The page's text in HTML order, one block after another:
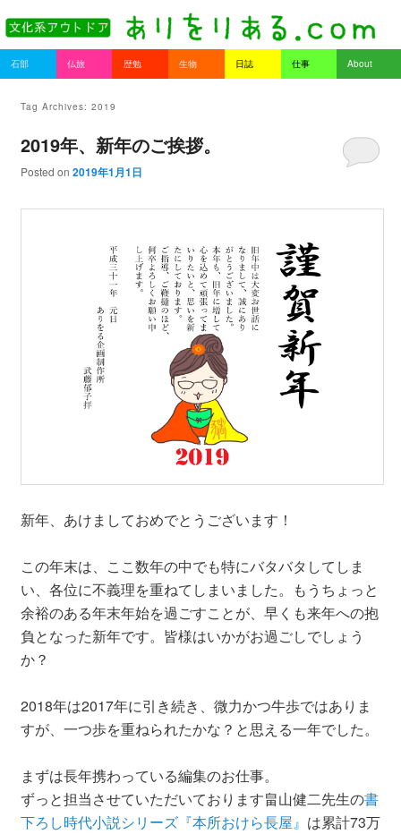
Main menu
Skip to primary content
Skip to secondary content
石部 仏旅 歴勉 生物 日誌 仕事 About
Tag Archives: 2019
2019年、新年のご挨拶。
Posted on 2019年1月1日
新年、あけましておめでとうございます！
この年末は、ここ数年の中でも特にバタバタしてしま
い、各位に不義理を重ねてしまいました。もうちょっと
余裕のある年末年始を過ごすことが、早くも来年への抱
負となった新年です。皆様はいかがお過ごしでしょう
か？
2018年は2017年に引き続き、微力かつ牛歩ではありま
すが、一つ歩を重ねられたかな？と思える一年でした。
まずは長年携わっている編集のお仕事。
ずっと担当させていただいております畠山健二先生の書
下ろし時代小説シリーズ『本所おけら長屋』 は累計73万